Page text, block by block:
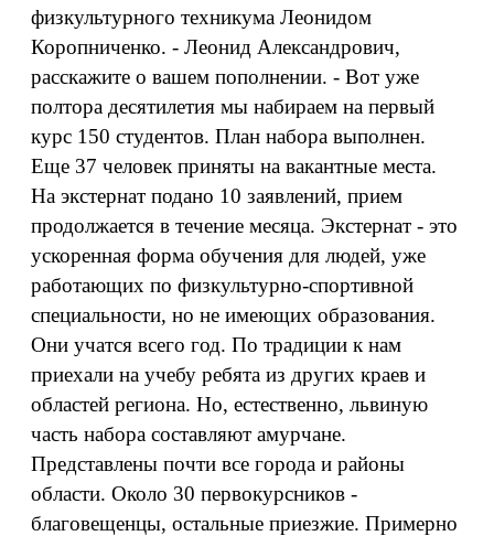
физкультурного техникума Леонидом
Коропниченко. - Леонид Александрович,
расскажите о вашем пополнении. - Вот уже
полтора десятилетия мы набираем на первый
курс 150 студентов. План набора выполнен.
Еще 37 человек приняты на вакантные места.
На экстернат подано 10 заявлений, прием
продолжается в течение месяца. Экстернат - это
ускоренная форма обучения для людей, уже
работающих по физкультурно-спортивной
специальности, но не имеющих образования.
Они учатся всего год. По традиции к нам
приехали на учебу ребята из других краев и
областей региона. Но, естественно, львиную
часть набора составляют амурчане.
Представлены почти все города и районы
области. Около 30 первокурсников -
благовещенцы, остальные приезжие. Примерно